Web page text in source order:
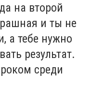
на второй
и ты не
а тебе нужно
результат.
среди